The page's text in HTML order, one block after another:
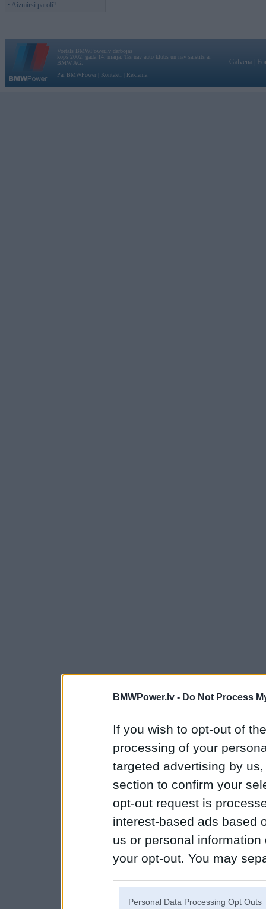
BMWPower.lv - Do Not Process
If you wish to opt-out of
processing of your
targeted advertising by
section to confirm your
opt-out request is
interest-based ads based
us or personal
your opt-out. You may
Personal Data Processing Opt Outs
• Aizmirsi paroli?
Vortāls BMWPower.lv darbojas
kopš 2002. gada 14. maija. Tas nav auto klubs un nav saistīts ar
BMW AG.
Par BMWPower
Kontakti Reklāma
Galvena